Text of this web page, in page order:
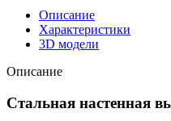
Описание
Характеристики
3D модели
Описание
Стальная настенная